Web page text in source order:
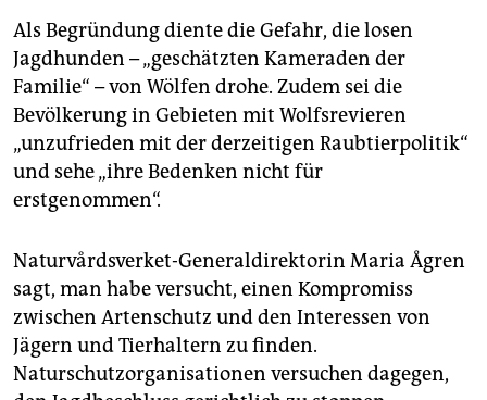
Als Begründung diente die Gefahr, die losen
Jagdhunden – „geschätzten Kameraden der
Familie“ – von Wölfen drohe. Zudem sei die
Bevölkerung in Gebieten mit Wolfsrevieren
„unzufrieden mit der derzeitigen Raubtierpolitik“
und sehe „ihre Bedenken nicht für
erstgenommen“.
Naturvårdsverket-Generaldirektorin Maria Ågren
sagt, man habe versucht, einen Kompromiss
zwischen Artenschutz und den Interessen von
Jägern und Tierhaltern zu finden.
Naturschutzorganisationen versuchen dagegen,